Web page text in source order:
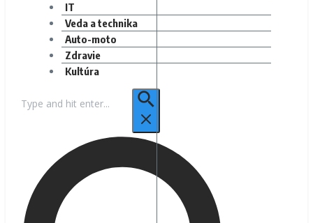
IT
Veda a technika
Auto-moto
Zdravie
Kultúra